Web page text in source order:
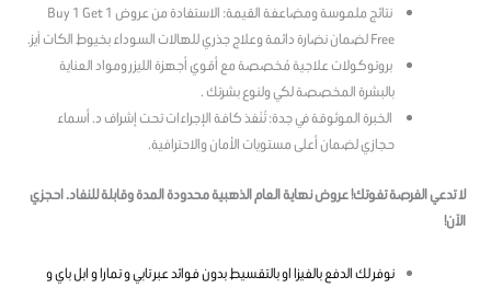
نتائج ملموسة ومضاعفة القيمة: الاستفادة من عروض Buy 1 Get 1
Free لضمان نضارة دائمة وعلاج جذري للهالات السوداء بخيوط الكات آيز.
بروتوكولات علاجية مُخصصة مع أقوي أجهزة الليزر ومواد العناية
بالبشرة المخصصة لكي ولنوع بشرتك .
الخبرة الموثوقة في جدة: تُنَفذ كافة الإجراءات تحت إشراف د. أسماء
حجازي لضمان أعلى مستويات الأمان والاحترافية.
لا تدعي الفرصة تفوتك! عروض نهاية العام الذهبية محدودة المدة وقابلة للنفاد. احجزي
الآن!
نوفر لك الدفع بالفيزا او بالتقسيط بدون فوائد عبر تابي و تمارا و ابل باي و